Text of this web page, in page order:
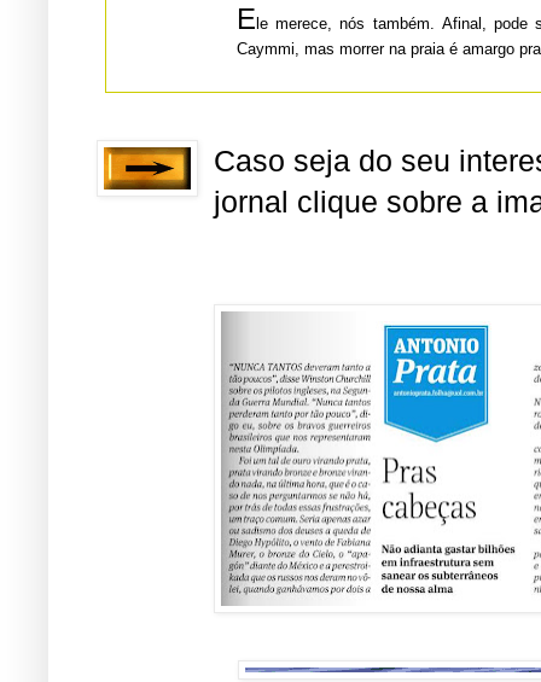
E le merece, nós também. Afinal, pode
Caymmi, mas morrer na praia é amargo
Caso seja do seu
jornal clique sobre a